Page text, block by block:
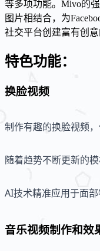
等多项功能。Mivo的
图片相结合，为
社交平台创建富有创意
特色功能：
换脸视频
制作有趣的换脸视频，
随着趋势不断更新的
AI技术精准应用于面
音乐视频制作和效